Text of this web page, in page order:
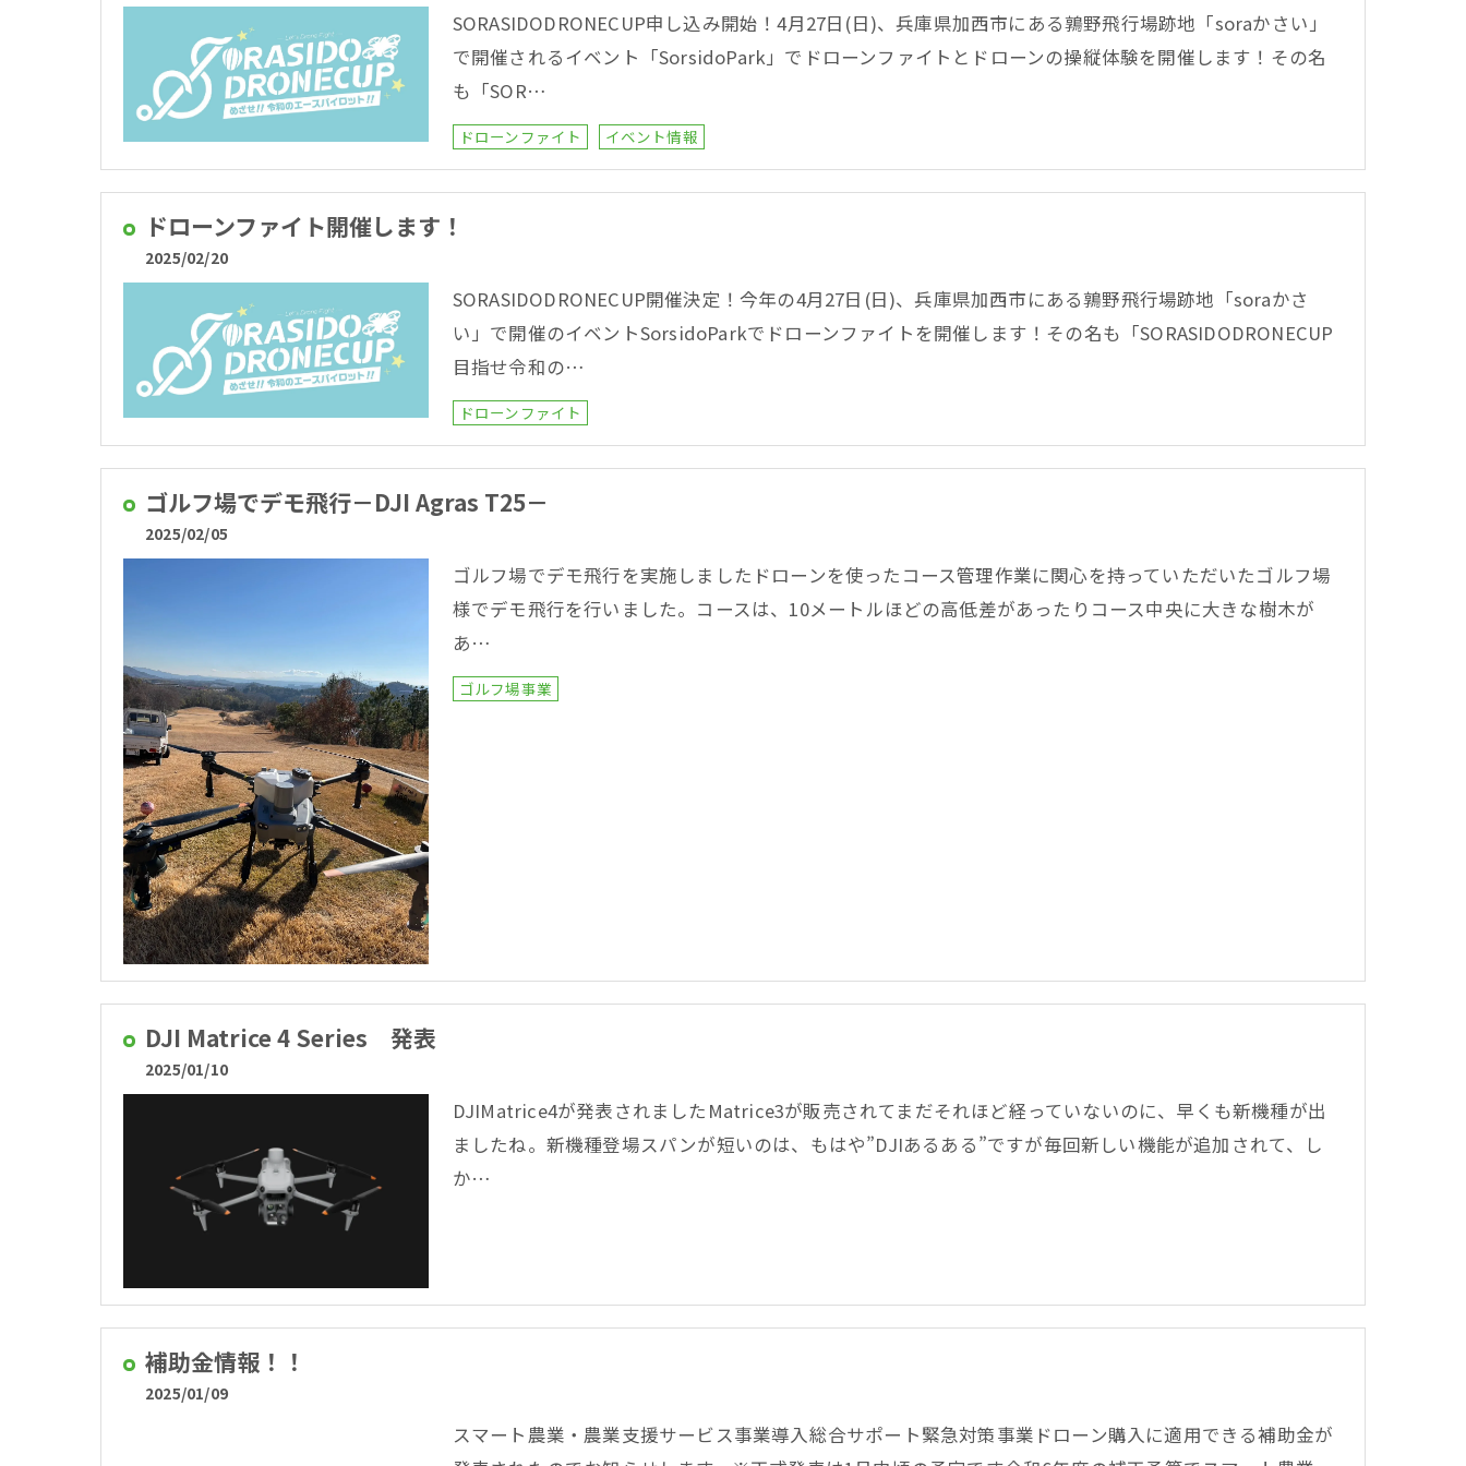
SORASIDODRONECUP申し込み開始！4月27日(日)、兵庫県加西市にある鶉野飛行場跡地「soraかさい」
で開催されるイベント「SorsidoPark」でドローンファイトとドローンの操縦体験を開催します！その名
も「SOR…
ドローンファイト イベント情報
ドローンファイト開催します！
2025/02/20
SORASIDODRONECUP開催決定！今年の4月27日(日)、兵庫県加西市にある鶉野飛行場跡地「soraかさ
い」で開催のイベントSorsidoParkでドローンファイトを開催します！その名も「SORASIDODRONECUP
目指せ令和の…
ドローンファイト
ゴルフ場でデモ飛行－DJI Agras T25－
2025/02/05
ゴルフ場でデモ飛行を実施しましたドローンを使ったコース管理作業に関心を持っていただいたゴルフ場
様でデモ飛行を行いました。コースは、10メートルほどの高低差があったりコース中央に大きな樹木が
あ…
ゴルフ場事業
DJI Matrice 4 Series 発表
2025/01/10
DJIMatrice4が発表されましたMatrice3が販売されてまだそれほど経っていないのに、早くも新機種が出
ましたね。新機種登場スパンが短いのは、もはや”DJIあるある”ですが毎回新しい機能が追加されて、し
か…
補助金情報！！
2025/01/09
スマート農業・農業支援サービス事業導入総合サポート緊急対策事業ドローン購入に適用できる補助金が